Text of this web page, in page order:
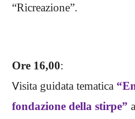
“Ricreazione”.
Ore 16,00:
Visita guidata tematica
fondazione della stirpe”